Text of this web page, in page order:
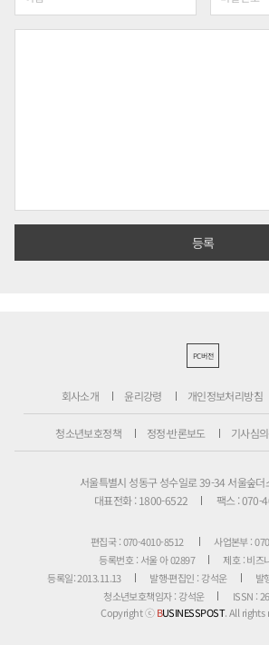
PC버전
회사소개 윤리강령 개인정보처리방침
청소년보호정책 정정·반론보도 기사심
서울특별시 성동구 성수일로 39-34 서울숲
대표전화 : 1800-6522
팩스 : 070-
편집국 : 070-4010-8512
사업본부 :
등록번호 : 서울 아 02897
제호 : 비즈
등록일: 2013.11.13
발행·편집인 : 강석운
발
청소년보호책임자 : 강석운
ISSN :
Copyright ⓒBUSINESSPOST. All rights